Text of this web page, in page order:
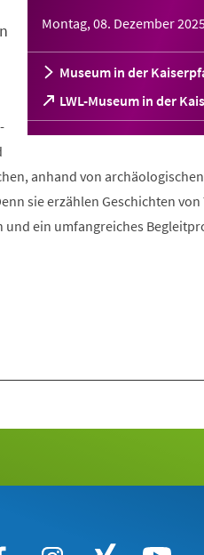
Montag, 08. Dezember
Museum in der
LWL-Museum in der
(Öffnet
in
einem
Tab)
anhand von
sie erzählen Geschichten
ein umfangreiches